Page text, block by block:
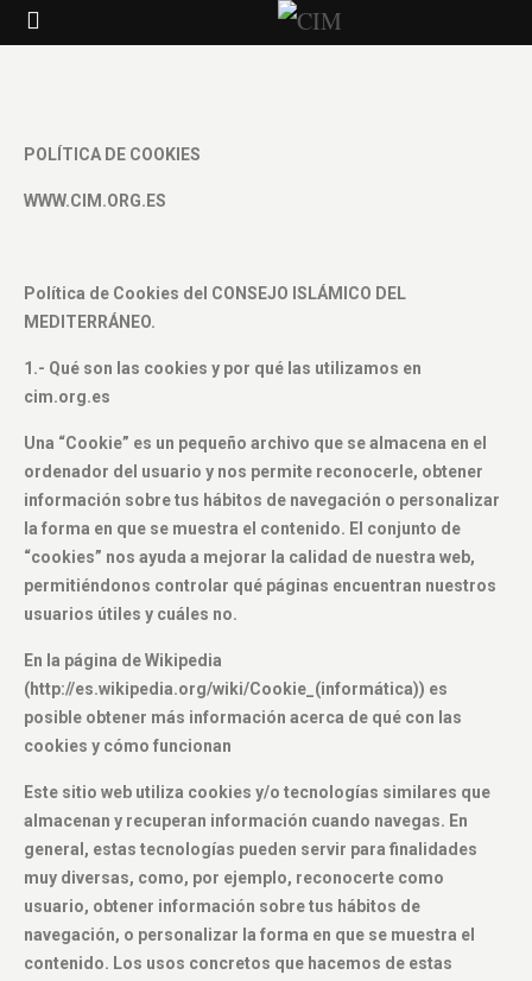
POLÍTICA DE COOKIES
WWW.CIM.ORG.ES
Política de Cookies del CONSEJO ISLÁMICO DEL
MEDITERRÁNEO.
1.- Qué son las cookies y por qué las utilizamos en
cim.org.es
Una “Cookie” es un pequeño archivo que se almacena en el
ordenador del usuario y nos permite reconocerle, obtener
información sobre tus hábitos de navegación o personalizar
la forma en que se muestra el contenido. El conjunto de
“cookies” nos ayuda a mejorar la calidad de nuestra web,
permitiéndonos controlar qué páginas encuentran nuestros
usuarios útiles y cuáles no.
En la página de Wikipedia
(http://es.wikipedia.org/wiki/Cookie_(informática)) es
posible obtener más información acerca de qué con las
cookies y cómo funcionan
Este sitio web utiliza cookies y/o tecnologías similares que
almacenan y recuperan información cuando navegas. En
general, estas tecnologías pueden servir para finalidades
muy diversas, como, por ejemplo, reconocerte como
usuario, obtener información sobre tus hábitos de
navegación, o personalizar la forma en que se muestra el
contenido. Los usos concretos que hacemos de estas